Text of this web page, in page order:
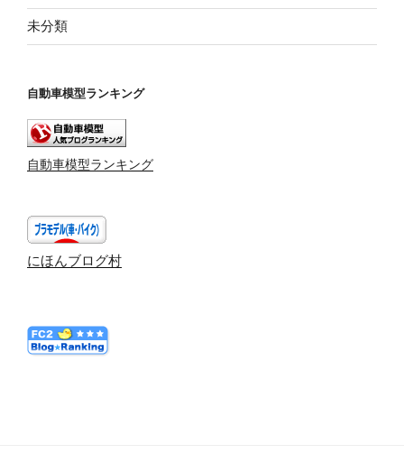
未分類
自動車模型ランキング
自動車模型ランキング
にほんブログ村